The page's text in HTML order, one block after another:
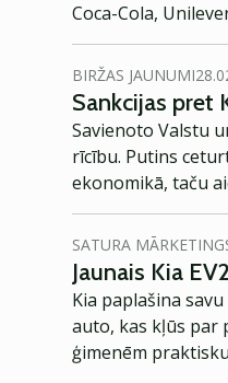
Coca-Cola,
BIRŽAS JAUNUMI
Sankcijas pret
Savienoto Valstu
rīcību. Putins
ekonomikā, taču
SATURA
Jaunais Kia
Kia paplašina
auto, kas kļūs par
ģimenēm